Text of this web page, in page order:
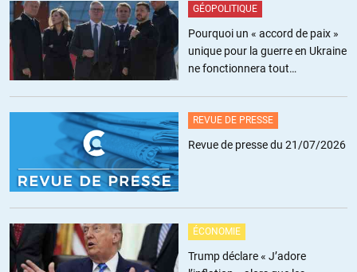
GÉOPOLITIQUE
Pourquoi un « accord de paix »
unique pour la guerre en Ukraine
ne fonctionnera tout
REVUE DE PRESSE
Revue de presse du 21/07/2026
ÉCONOMIE
Trump déclare « J’adore